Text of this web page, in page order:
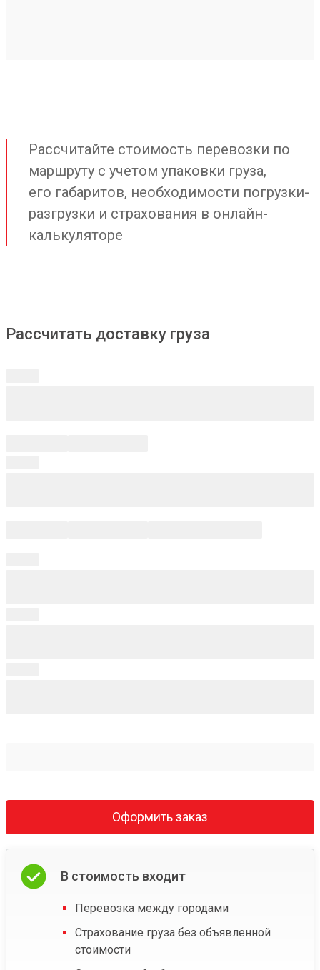
Рассчитайте стоимость перевозки по
маршруту с учетом упаковки груза,
его габаритов, необходимости погрузки-
разгрузки и страхования в онлайн-
калькуляторе
Рассчитать доставку груза
Оформить заказ
В стоимость входит
Перевозка между городами
Страхование груза без объявленной
стоимости